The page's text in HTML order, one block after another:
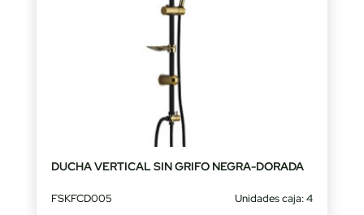
DUCHA VERTICAL SIN GRIFO NEGRA-DORADA
FSKFCD005 Unidades caja: 4